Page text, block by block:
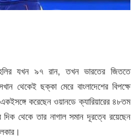
যখন ৯৭ রান, তখন ভারতের জিততে
থেকেই ছক্কা মেরে বাংলাদেশের বিপক্ষে
করেছেন ওয়ানডে ক্যারিয়ারের ৪৮তম
দিক থেকে তার নাগাল সমান দূরত্বে রয়েছেন